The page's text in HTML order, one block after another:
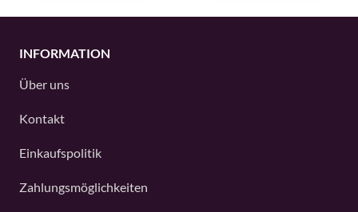
INFORMATION
Über uns
Kontakt
Einkaufspolitik
Zahlungsmöglichkeiten